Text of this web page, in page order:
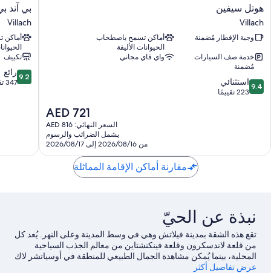
هوتل
سيفين
Villach
هوتل سيفين
Villach
وجبة الإفطار مُضمنة
أماكن تسمح باصطحاب
الحيوانات الأليفة
خدمة صف السيارات
مُضمنة
واي فاي مجاني
9.4
من
9.4 استثنائي
223 تقييمًا
السعر
الحالي
هو
AED
721
AED 721
السعر النهائي: AED 816
يشمل الضرائب والرسوم
من 2026/08/16 إلى 2026/08/17
بي
آند
بي
هوتول
فيليش
Villach
بي آند
Villach
تكييف
9.2
من
9.2 رائع
347 تقييمًا
مقارنة أماكن الإقامة المماثلة
نبذة عن الحيّ
تقع هذه الشقة بمدينة فيلاتش وهي في وسط المدينة وعلى النهر. يُعد كل
من قلعة لاندسكرون وقلعة فينكنشتاين من معالم الجذب السياحية
المحلية، بينما يُمكن مشاهدة الجمال الطبيعي للمنطقة في أوسياتشر لاك
وحديقة تريغلاف الوطنية.لا تفوت زيارة كل من كيرنتن ثيرمي
عرض تفاصيل أكثر